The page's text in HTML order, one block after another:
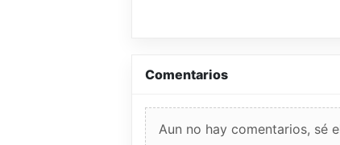
Comentarios
Aun no hay comentarios, sé